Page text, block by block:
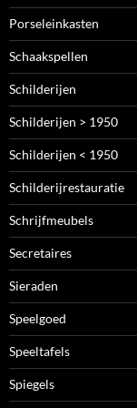
Porseleinkasten
Schaakspellen
Schilderijen
Schilderijen > 1950
Schilderijen < 1950
Schilderijrestauratie
Schrijfmeubels
Secretaires
Sieraden
Speelgoed
Speeltafels
Spiegels